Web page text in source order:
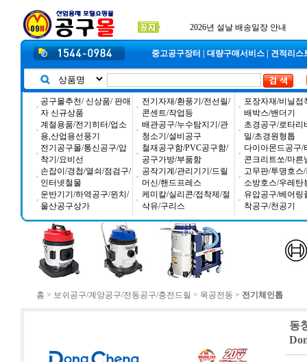
공구몰 입금자 찾습니다
중고공구장터 대량구매서비스 견적리스
공구몰추천/ 신상품/ 판매
자 신규상품
계절용품/전기히터/업소
용,산업용선풍기
전기공구몰/통신공구/압
착기/요비선
손잡이/경첩/열쇠/점검구/
인터넷철물
운반기기/하역공구/윈치/
울산공구상가
전기자재/환풍기/전선릴/
콘센트/작업등
배관공구/누수탐지기/관
청소기/설비공구
철재공구함/PVC공구함/
공구가방/부품함
공작기계/관리기기/드릴
머신/핸드프레스
케미칼/실리콘/접착제/절
삭유/구리스
포장자재/비닐접
배박스/밴더기
초경공구/로타리
밀/초경원형톱
다이아몬드공구/
콘크리트쏘/마른
고무판/투명호스
소방호스/우레탄
유압공구/베어링
착공구/천공기
홈 > 보쉬공구/계양공구/전동공구/충전드릴 > 목공전동 > 전기체인톱
동